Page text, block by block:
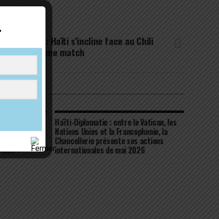
amical : Haïti s’incline face au Chili
du deuxième match
chez les
à pied
Haïti-Diplomatie : entre le Vatican, les
Nations Unies et la Francophonie, la
Chancellerie présente ses actions
internationales de mai 2026